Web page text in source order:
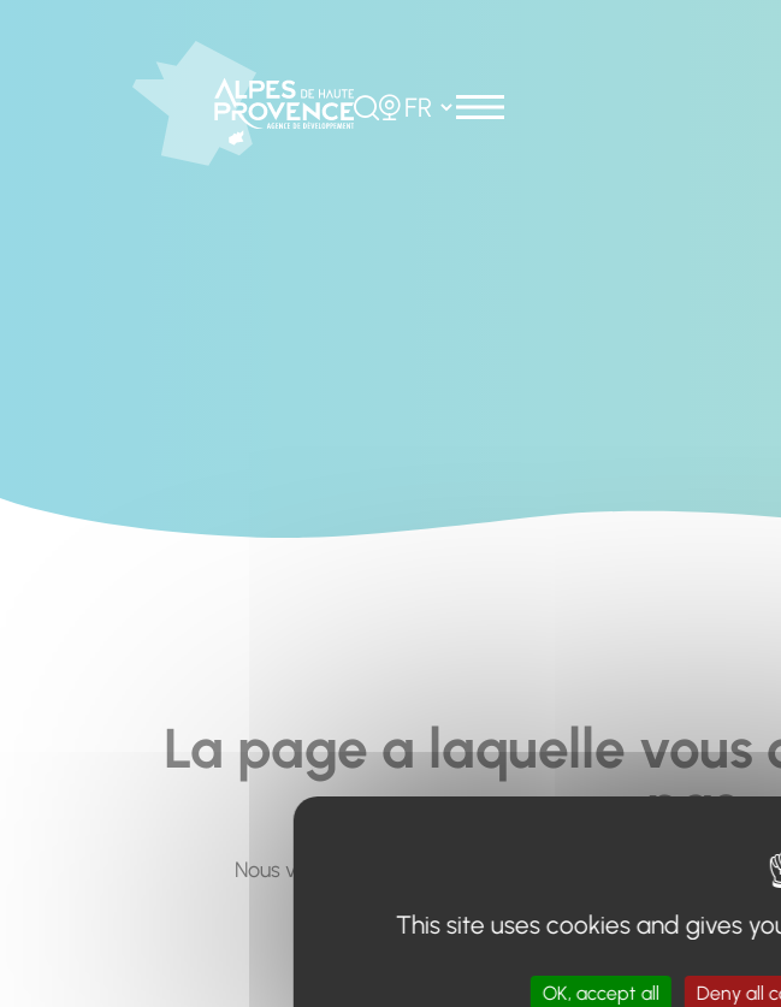
Rechercher
Choisir la langue
La page a laquelle vous
Nous vous invitons à utiliser le moteur de recherche en
This site uses cookies and gives
OK, accept all Deny all